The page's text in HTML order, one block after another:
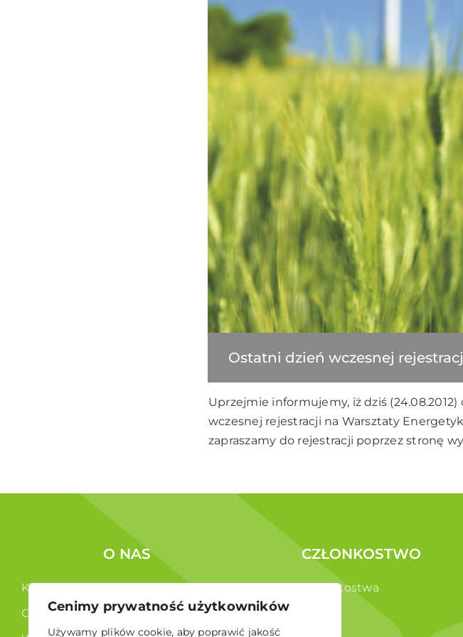
Cenimy prywatność użytkowników
Używamy plików cookie, aby poprawić jakość
Ostatni dzień wczesnej
Uprzejmie informujemy, iż dziś
wczesnej rejestracji na Warsztaty
zapraszamy do rejestracji poprzezstronę
O NAS
Kim jesteśmy ?
Co robimy ?
CZŁONKOSTWO
Korzyści członkostwa
Członkowie